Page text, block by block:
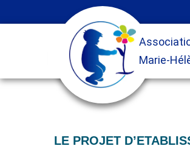
LE PROJET